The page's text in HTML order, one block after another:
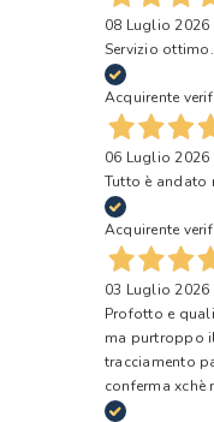
08 Luglio 2026
Servizio ottimo.
Acquirente
06 Luglio 2026
Tutto è andato
Acquirente
03 Luglio 2026
Profotto e
ma purtroppo
tracciamento
conferma